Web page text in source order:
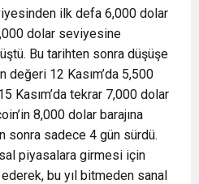
ilk defa 6,000 dolar
dolar seviyesine
Bu tarihten sonra düşüşe
değeri 12 Kasım’da 5,500
Kasım’da tekrar 7,000 dolar
8,000 dolar barajına
sonra sadece 4 gün sürdü.
piyasalara girmesi için
ederek, bu yıl bitmeden sanal